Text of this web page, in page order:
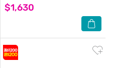
$1,630